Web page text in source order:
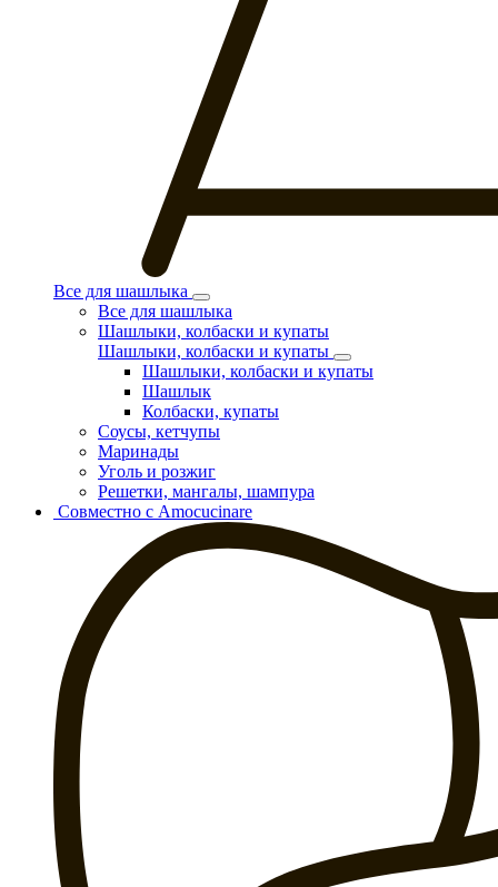
Все для шашлыка
Все для шашлыка
Шашлыки, колбаски и купаты
Шашлыки, колбаски и купаты
Шашлыки, колбаски и купаты
Шашлык
Колбаски, купаты
Соусы, кетчупы
Маринады
Уголь и розжиг
Решетки, мангалы, шампура
Совместно с Amocucinare